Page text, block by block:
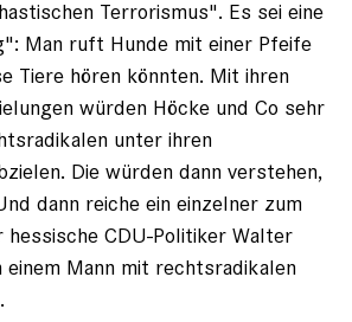
Terrorismus". Es sei eine
Man ruft Hunde mit einer Pfeife
Tiere hören könnten. Mit ihren
würden Höcke und Co sehr
unter ihren
Die würden dann verstehen,
dann reiche ein einzelner zum
CDU-Politiker Walter
einem Mann mit rechtsradikalen